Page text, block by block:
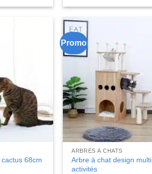
:
68cm
Promo
ARBRES À CHATS
Arbre à chat design multi
activités